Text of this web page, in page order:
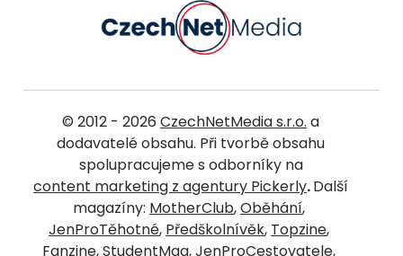
© 2012 - 2026 CzechNetMedia s.r.o. a
dodavatelé obsahu. Při tvorbě obsahu
spolupracujeme s odborníky na
content marketing z agentury Pickerly.Další
magazíny: MotherClub,Oběhání,
JenProTěhotné, Předškolnívěk, Topzine,
Fanzine,StudentMag,JenProCestovatele,